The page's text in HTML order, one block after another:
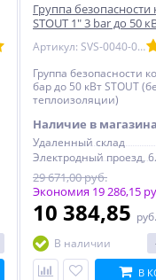
Группа безопасности
STOUT 1" 3 bar до 50
Артикул: SVS-0040-015025
Группа безопасности
бар до 50 кВт STOUT
теплоизоляции)
Наличие в
Удаленный склад
29 671,00 руб.
Экономия 19 286,15
10 384,85 руб.
В наличии
В